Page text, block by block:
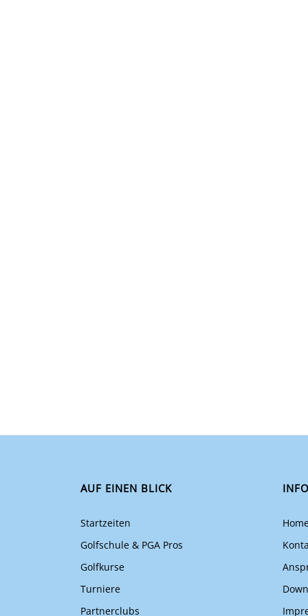
AUF EINEN BLICK
Startzeiten
Golfschule & PGA Pros
Golfkurse
Turniere
Partnerclubs